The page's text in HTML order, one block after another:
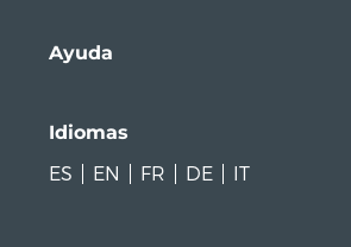
Ayuda
Idiomas
ES
EN FR DE IT